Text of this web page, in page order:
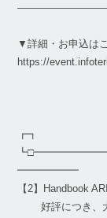
▼詳細・お申込は
https://
┏┓
━━━━━━
【2】Handbook
好評につき、大